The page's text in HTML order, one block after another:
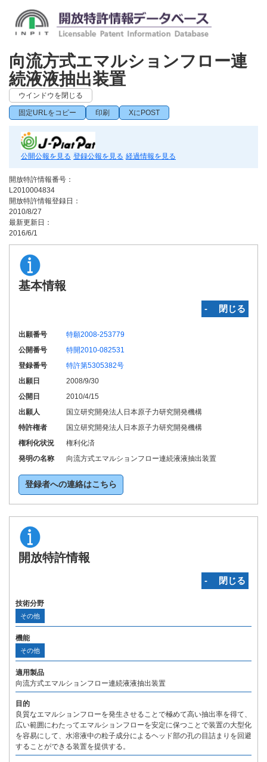
向流方式エマルションフロー連
続液液抽出装置
ウインドウを閉じる
固定URLをコピー 印刷 XにPOST
公開公報を見る 登録公報を見る 経過情報を見る
開放特許情報番号：
L2010004834
開放特許情報登録日：
2010/8/27
最新更新日：
2016/6/1
基本情報
‐ 閉じる
出願番号
特願2008-253779
公開番号
特開2010-082531
登録番号
特許第5305382号
出願日
2008/9/30
公開日
2010/4/15
出願人
国立研究開発法人日本原子力研究開発機構
特許権者
国立研究開発法人日本原子力研究開発機構
権利化状況
権利化済
発明の名称
向流方式エマルションフロー連続液液抽出装置
登録者への連絡はこちら
開放特許情報
‐ 閉じる
技術分野
その他
機能
その他
適用製品
向流方式エマルションフロー連続液液抽出装置
目的
良質なエマルションフローを発生させることで極めて高い抽出率を得て、
広い範囲にわたってエマルションフローを安定に保つことで装置の大型化
を容易にして、水溶液中の粒子成分によるヘッド部の孔の目詰まりを回避
することができる装置を提供する。